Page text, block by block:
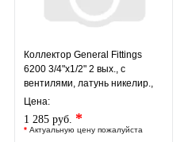
Коллектор General Fittings
6200 3/4"х1/2" 2 вых., c
вентилями, латунь никелир.,
красный регулятор
Цена:
1 285 руб. *
* Актуальную цену пожалуйста